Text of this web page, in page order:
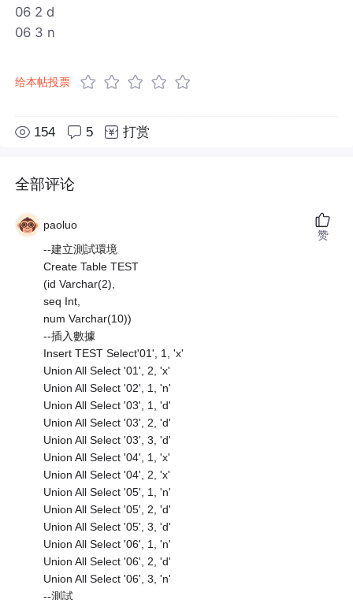
06 2 d
06 3 n
给本帖投票
154 5 打赏
全部评论
paoluo
--建立測試環境
Create Table TEST
(id Varchar(2),
seq Int,
num Varchar(10))
--插入數據
Insert TEST Select'01', 1, 'x'
Union All Select '01', 2, 'x'
Union All Select '02', 1, 'n'
Union All Select '03', 1, 'd'
Union All Select '03', 2, 'd'
Union All Select '03', 3, 'd'
Union All Select '04', 1, 'x'
Union All Select '04', 2, 'x'
Union All Select '05', 1, 'n'
Union All Select '05', 2, 'd'
Union All Select '05', 3, 'd'
Union All Select '06', 1, 'n'
Union All Select '06', 2, 'd'
Union All Select '06', 3, 'n'
--測試
赞